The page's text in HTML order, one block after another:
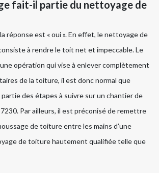
fait-il partie du nettoyage de
réponse est « oui ». En effet, le nettoyage de
à rendre le toit net et impeccable. Le
opération qui vise à enlever complètement
de la toiture, il est donc normal que
des étapes à suivre sur un chantier de
Par ailleurs, il est préconisé de remettre
de toiture entre les mains d’une
de toiture hautement qualifiée telle que